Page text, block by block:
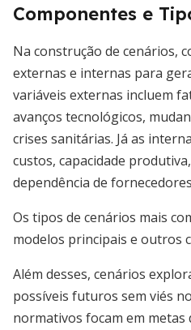
Componentes e
Na construção de cenários,
externas e internas para
variáveis externas incluem
avanços tecnológicos,
crises sanitárias. Já as
custos, capacidade
dependência de
Os tipos de cenários mais
modelos principais e outros
Além desses, cenários
possíveis futuros sem viés
normativos focam em metas